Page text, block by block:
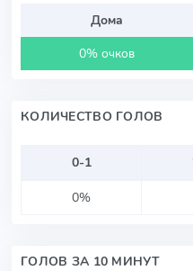
Дома
0% очков
КОЛИЧЕСТВО ГОЛОВ
0-1
0%
ГОЛОВ ЗА 10 МИНУТ